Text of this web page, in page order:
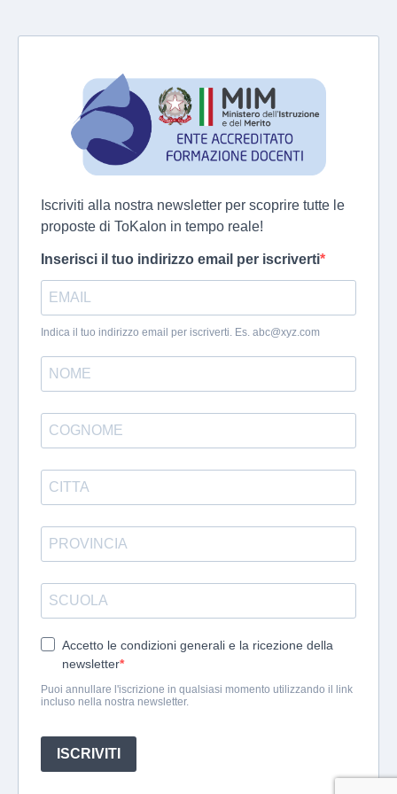
Iscriviti alla nostra newsletter per scoprire tutte le
proposte di ToKalon in tempo reale!
Inserisci il tuo indirizzo email per iscriverti
Indica il tuo indirizzo email per iscriverti. Es. abc@xyz.com
Accetto le condizioni generali e la ricezione della
newsletter
Puoi annullare l'iscrizione in qualsiasi momento utilizzando il link
incluso nella nostra newsletter.
ISCRIVITI